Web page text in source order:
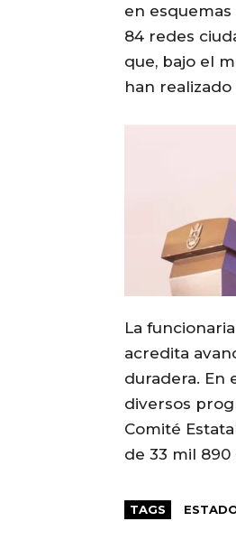
en
84 redes
que, bajo el
han
La
acredita
duradera. En
diversos
Comité
de 33 mil
TAGS